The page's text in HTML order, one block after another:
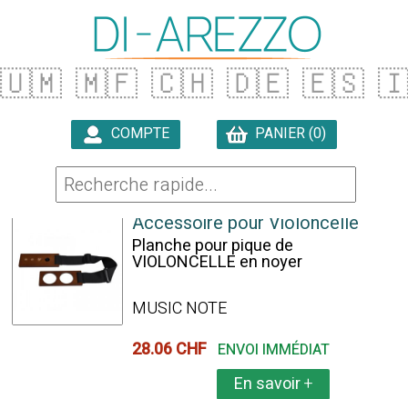
🇺🇲 🇲🇫 🇨🇭 🇩🇪 🇪🇸
COMPTE PANIER (0)
118 ARTICLES TROUVÉS
Accessoire pour Violoncelle
Planche pour pique de
VIOLONCELLE en noyer
MUSIC NOTE
28.06 CHF ENVOI IMMÉDIAT
En savoir+